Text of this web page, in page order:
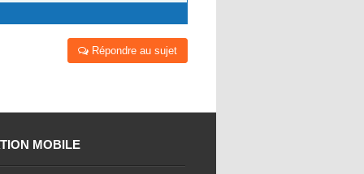
Répondre au sujet
MOBILE